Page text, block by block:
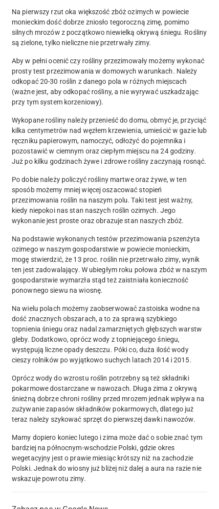
Na pierwszy rzut oka większość zbóż ozimych w powiecie
monieckim dość dobrze zniosło tegoroczną zimę, pomimo
silnych mrozów z początkowo niewielką okrywą śniegu. Rośliny
są zielone, tylko nieliczne nie przetrwały zimy.
Aby w pełni ocenić czy rośliny przezimowały możemy wykonać
prosty test przezimowania w domowych warunkach. Należy
odkopać 20-30 roślin z danego pola w różnych miejscach
(ważne jest, aby odkopać rośliny, a nie wyrywać uszkadzając
przy tym system korzeniowy).
Wykopane rośliny należy przenieść do domu, obmyć je, przyciąć
kilka centymetrów nad węzłem krzewienia, umieścić w gazie lub
ręczniku papierowym, namoczyć, odłożyć do pojemnika i
pozostawić w ciemnym oraz ciepłym miejscu na 24 godziny.
Już po kilku godzinach żywe i zdrowe rośliny zaczynają rosnąć.
Po dobie należy policzyć rośliny martwe oraz żywe, w ten
sposób możemy mniej więcej oszacować stopień
przezimowania roślin na naszym polu. Taki test jest ważny,
kiedy niepokoi nas stan naszych roślin ozimych. Jego
wykonanie jest proste oraz obrazuje stan naszych zbóż.
Na podstawie wykonanych testów przezimowania pszenżyta
ozimego w naszym gospodarstwie w powiecie monieckim,
mogę stwierdzić, że 13 proc. roślin nie przetrwało zimy, wynik
ten jest zadowalający. W ubiegłym roku połowa zbóż w naszym
gospodarstwie wymarzła stąd też zaistniała konieczność
ponownego siewu na wiosnę.
Na wielu polach możemy zaobserwować zastoiska wodne na
dość znacznych obszarach, a to za sprawą szybkiego
topnienia śniegu oraz nadal zamarzniętych głębszych warstw
gleby. Dodatkowo, oprócz wody z topniejącego śniegu,
występują liczne opady deszczu. Póki co, duża ilość wody
cieszy rolników po wyjątkowo suchych latach 2014 i 2015.
Oprócz wody do wzrostu roślin potrzebny są też składniki
pokarmowe dostarczane w nawozach. Długa zima z okrywą
śnieżną dobrze chroni rośliny przed mrozem jednak wpływa na
zużywanie zapasów składników pokarmowych, dlatego już
teraz należy szykować sprzęt do pierwszej dawki nawozów.
Mamy dopiero koniec lutego i zima może dać o sobie znać tym
bardziej na północnym-wschodzie Polski, gdzie okres
wegetacyjny jest o prawie miesiąc krótszy niż na zachodzie
Polski. Jednak do wiosny już bliżej niż dalej a aura na razie nie
wskazuje powrotu zimy.